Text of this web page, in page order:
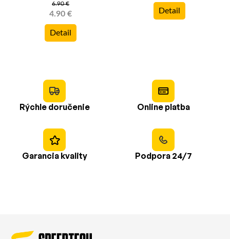
6.90 €
4.90 €
Detail
Detail
Rýchle doručenie Online platba
Garancia kvality Podpora 24/7